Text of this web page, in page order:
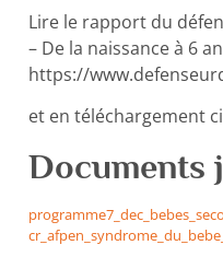
Lire le rapport du
– De la naissance à 6
https://
et en téléchargement
Documents